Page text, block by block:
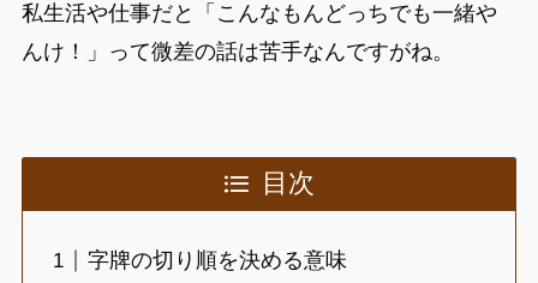
私生活や仕事だと「こんなもんどっちでも一緒や
んけ！」って微差の話は苦手なんですがね。
目次
字牌の切り順を決める意味